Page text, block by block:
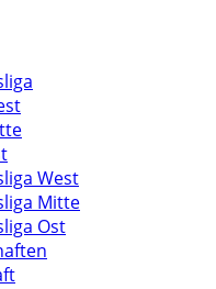
West
Mitte
Ost